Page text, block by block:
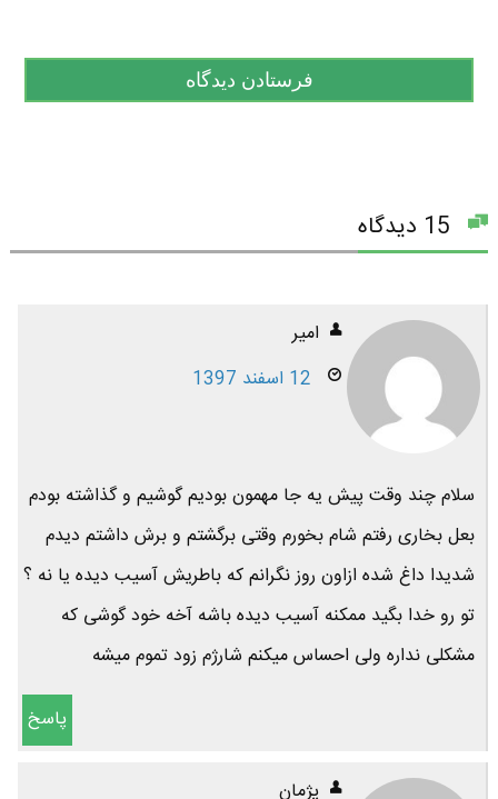
امیر
12 اسفند 1397
سلام چند وقت پیش یه جا مهمون بودیم گوشیم و گذاشته بودم
بعل بخاری رفتم شام بخورم وقتی برگشتم و برش داشتم دیدم
شدیدا داغ شده ازاون روز نگرانم که باطریش آسیب دیده یا نه ؟
تو رو خدا بگید ممکنه آسیب دیده باشه آخه خود گوشی که
مشکلی نداره ولی احساس میکنم شارژم زود تموم میشه
پاسخ
پژمان